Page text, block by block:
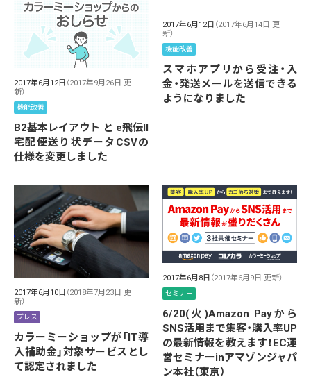
2017年6月12日 （2017年9月26日 更
新）
機能改善
B2基本レイアウト と e飛伝II
宅配便送り状データCSVの
仕様を変更しました
2017年6月12日 （2017年6月14日 更
新）
機能改善
スマホアプリから受注・入
金・発送メールを送信できる
ようになりました
2017年6月10日 （2018年7月23日 更
新）
プレス
カラーミーショップが「IT導
入補助金」対象サービスとし
て認定されました
2017年6月8日 （2017年6月9日 更新）
セミナー
6/20(火)Amazon Payから
SNS活用まで集客・購入率UP
の最新情報を教えます！EC運
営セミナーinアマゾンジャパ
ン本社（東京）